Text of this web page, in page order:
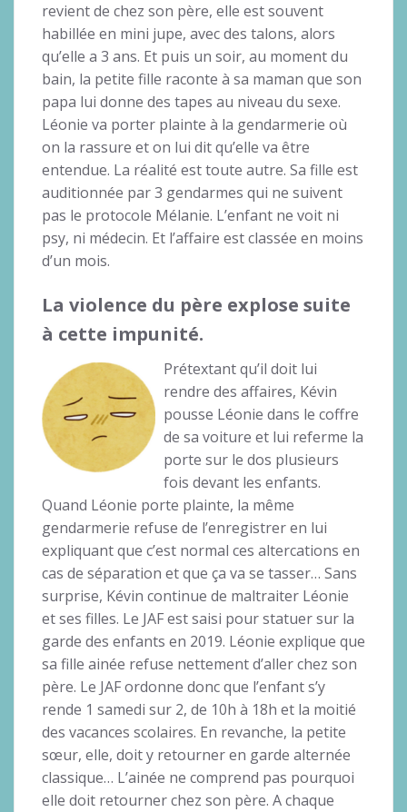
revient de chez son père, elle est souvent
habillée en mini jupe, avec des talons, alors
qu’elle a 3 ans. Et puis un soir, au moment du
bain, la petite fille raconte à sa maman que son
papa lui donne des tapes au niveau du sexe.
Léonie va porter plainte à la gendarmerie où
on la rassure et on lui dit qu’elle va être
entendue. La réalité est toute autre. Sa fille est
auditionnée par 3 gendarmes qui ne suivent
pas le protocole Mélanie. L’enfant ne voit ni
psy, ni médecin. Et l’affaire est classée en moins
d’un mois.
La violence du père explose suite
à cette impunité.
Prétextant qu’il doit lui
rendre des affaires, Kévin
pousse Léonie dans le coffre
de sa voiture et lui referme la
porte sur le dos plusieurs
fois devant les enfants.
Quand Léonie porte plainte, la même
gendarmerie refuse de l’enregistrer en lui
expliquant que c’est normal ces altercations en
cas de séparation et que ça va se tasser… Sans
surprise, Kévin continue de maltraiter Léonie
et ses filles. Le JAF est saisi pour statuer sur la
garde des enfants en 2019. Léonie explique que
sa fille ainée refuse nettement d’aller chez son
père. Le JAF ordonne donc que l’enfant s’y
rende 1 samedi sur 2, de 10h à 18h et la moitié
des vacances scolaires. En revanche, la petite
sœur, elle, doit y retourner en garde alternée
classique… L’ainée ne comprend pas pourquoi
elle doit retourner chez son père. A chaque